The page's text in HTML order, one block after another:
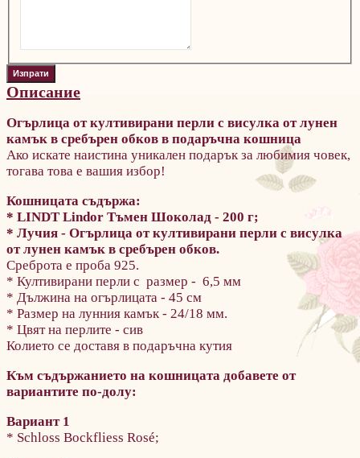
Описание
Огърлица от култивирани перли с висулка от лунен
камък в сребърен обков в подаръчна кошница
Ако искате наистина уникален подарък за любимия човек,
тогава това е вашия избор!
Кошницата съдържа:
* LINDT Lindor Тъмен Шоколад - 200 г;
* Лучия - Огърлица от култивирани перли с висулка
от лунен камък в сребърен обков.
Среброта е проба 925.
* Култивирани перли с размер - 6,5 мм
* Дължина на огърлицата - 45 см
* Размер на лунния камък - 24/18 мм.
* Цвят на перлите - сив
Колието се доставя в подаръчна кутия
Към съдържанието на кошницата добавете от
вариантите по-долу:
Вариант 1
* Schloss Bockfliess Rosé;